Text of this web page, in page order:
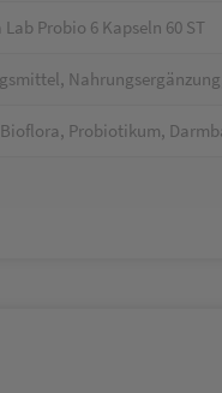
Probio 6 Kapseln 60 ST
Probiotikum,